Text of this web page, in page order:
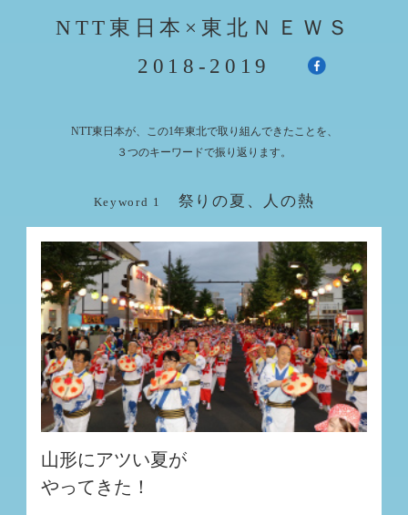
NTT東日本×東北ＮＥＷＳ
2018-2019
NTT東日本が、この1年東北で取り組んできたことを、
３つのキーワードで振り返ります。
Keyword 1 祭りの夏、人の熱
山形にアツい夏が
やってきた！